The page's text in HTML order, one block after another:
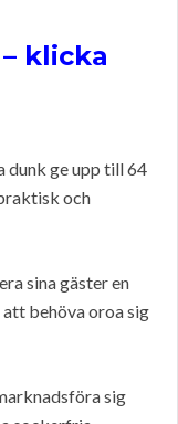
klicka
dunk ge upp till 64
och
sina gäster en
behöva oroa sig
sig